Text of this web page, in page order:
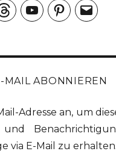
YouTubePinterest
E-
Mail
MAIL ABONNIEREN
Adresse an, um
und
via E-Mail zu erhalten.